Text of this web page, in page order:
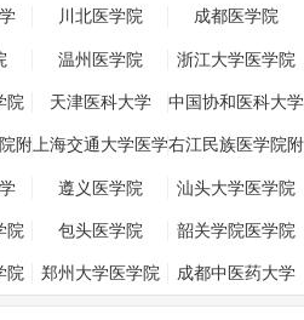
川北医学院 成都医学院
温州医学院 浙江大学医学院
院 天津医科大学 中国协和医科大学
附上海交通大学医学
院附属第三人民医
院
右江民族医学院附
属医院
遵义医学院 汕头大学医学院
院 包头医学院 韶关学院医学院
院 郑州大学医学院 成都中医药大学